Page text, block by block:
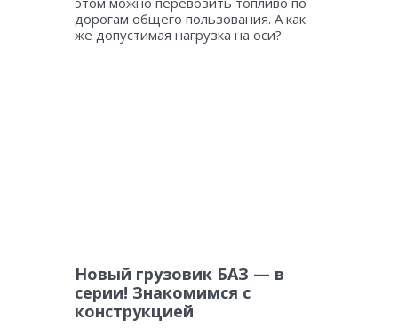
дорогам общего пользования. А как
же допустимая нагрузка на оси?
Новый грузовик БАЗ — в
серии! Знакомимся с
конструкцией